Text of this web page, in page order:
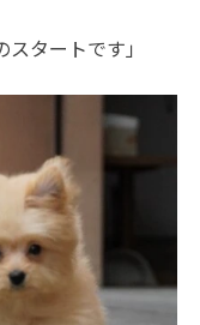
タートです」